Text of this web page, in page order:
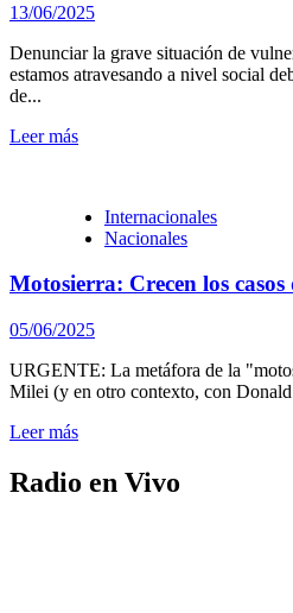
13/06/2025
Denunciar la grave situación de
estamos atravesando a nivel social
de...
Leer más
Internacionales
Nacionales
Motosierra: Crecen los
05/06/2025
URGENTE: La metáfora de la
Milei (y en otro contexto, con
Leer más
Radio en Vivo